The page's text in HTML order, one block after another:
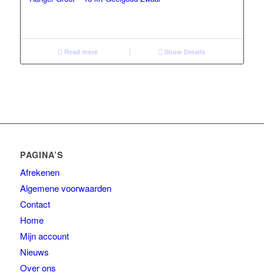
Read more Show Details
PAGINA’S
Afrekenen
Algemene voorwaarden
Contact
Home
Mijn account
Nieuws
Over ons